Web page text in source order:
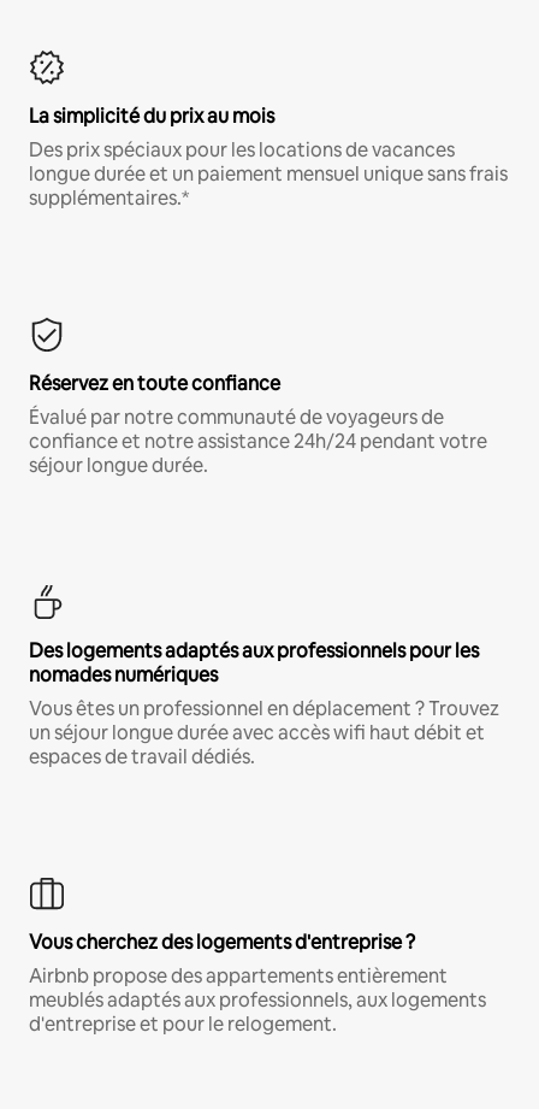
La simplicité du prix au mois
Des prix spéciaux pour les locations de vacances
longue durée et un paiement mensuel unique sans frais
supplémentaires.*
Réservez en toute confiance
Évalué par notre communauté de voyageurs de
confiance et notre assistance 24h/24 pendant votre
séjour longue durée.
Des logements adaptés aux professionnels pour les
nomades numériques
Vous êtes un professionnel en déplacement ? Trouvez
un séjour longue durée avec accès wifi haut débit et
espaces de travail dédiés.
Vous cherchez des logements d'entreprise ?
Airbnb propose des appartements entièrement
meublés adaptés aux professionnels, aux logements
d'entreprise et pour le relogement.